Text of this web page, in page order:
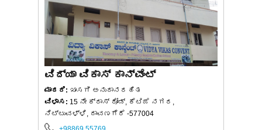
ವಿದ್ಯಾ ವಿಕಾಸ್ ಕಾನ್ವೆಂಟ್
ಮಾದರಿ: ಖಾಸಗಿ ಅನುದಾನರಹಿತ
ವಿಳಾಸ: 15 ನೇ ಕ್ರಾಸ್ ರೋಡ್, ಕೆಟಿಜೆ ನಗರ,
ನಿಟ್ಟುವಳ್ಳಿ, ದಾವಣಗೆರೆ -577004